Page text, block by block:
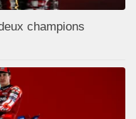
champions